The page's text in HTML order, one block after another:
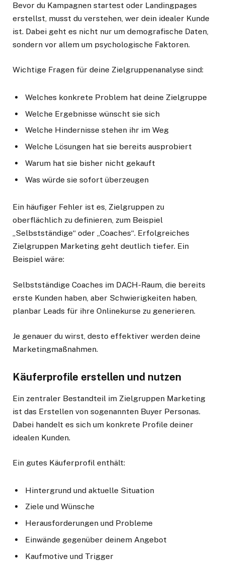
Bevor du Kampagnen startest oder Landingpages
erstellst, musst du verstehen, wer dein idealer Kunde
ist. Dabei geht es nicht nur um demografische Daten,
sondern vor allem um psychologische Faktoren.
Wichtige Fragen für deine Zielgruppenanalyse sind:
Welches konkrete Problem hat deine Zielgruppe
Welche Ergebnisse wünscht sie sich
Welche Hindernisse stehen ihr im Weg
Welche Lösungen hat sie bereits ausprobiert
Warum hat sie bisher nicht gekauft
Was würde sie sofort überzeugen
Ein häufiger Fehler ist es, Zielgruppen zu
oberflächlich zu definieren, zum Beispiel
„Selbstständige“ oder „Coaches“. Erfolgreiches
Zielgruppen Marketing geht deutlich tiefer. Ein
Beispiel wäre:
Selbstständige Coaches im DACH-Raum, die bereits
erste Kunden haben, aber Schwierigkeiten haben,
planbar Leads für ihre Onlinekurse zu generieren.
Je genauer du wirst, desto effektiver werden deine
Marketingmaßnahmen.
Käuferprofile erstellen und nutzen
Ein zentraler Bestandteil im Zielgruppen Marketing
ist das Erstellen von sogenannten Buyer Personas.
Dabei handelt es sich um konkrete Profile deiner
idealen Kunden.
Ein gutes Käuferprofil enthält:
Hintergrund und aktuelle Situation
Ziele und Wünsche
Herausforderungen und Probleme
Einwände gegenüber deinem Angebot
Kaufmotive und Trigger